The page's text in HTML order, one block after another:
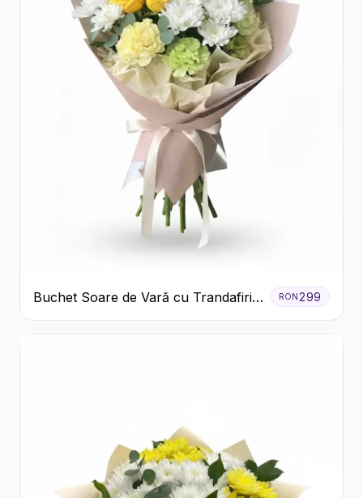
Buchet Soare de Vară cu Trandafiri
Galbeni și Crizanteme Albe
RON299